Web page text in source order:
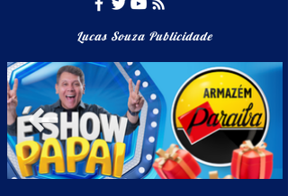
Lucas Souza Publicidade